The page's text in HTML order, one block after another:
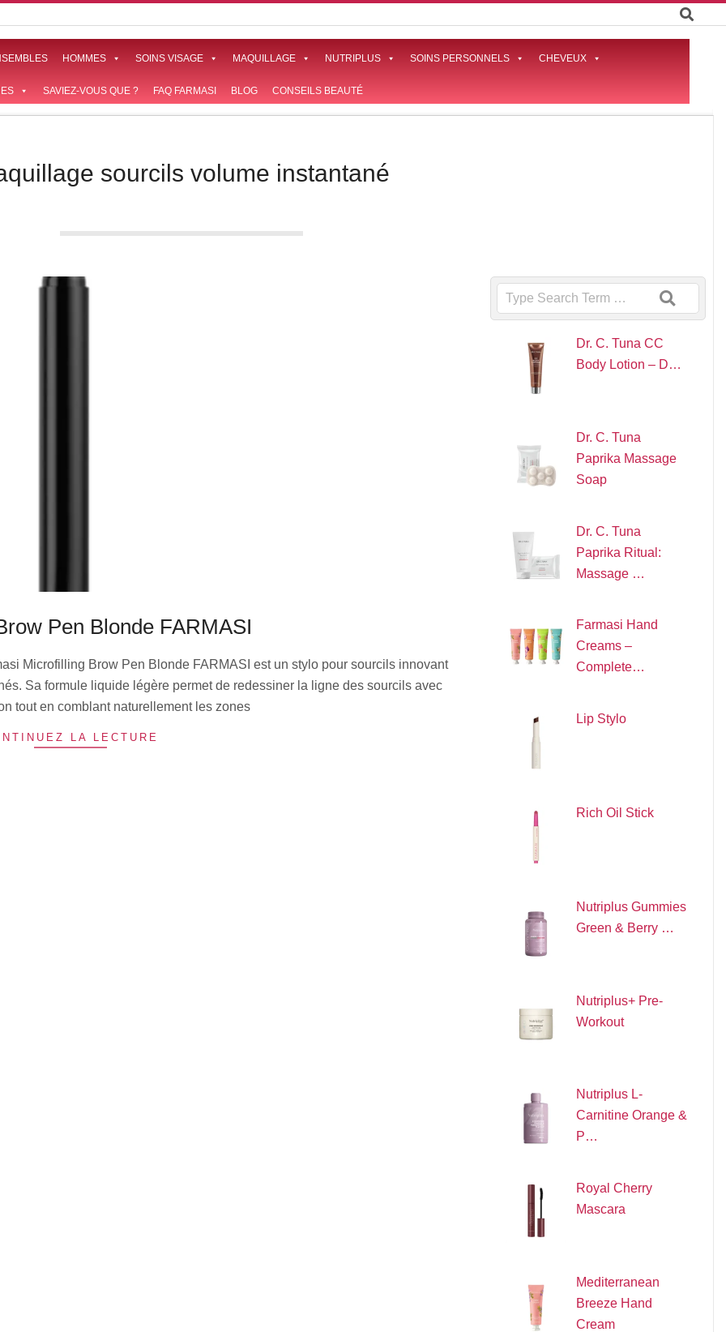
HOMMES SOINS VISAGE MAQUILLAGE NUTRIPLUS SOINS PERSONNELS CHEVEUX
SAVIEZ-VOUS QUE ? FAQ FARMASI BLOG CONSEILS BEAUTÉ
sourcils volume instantané
Pen Blonde FARMASI
Microfilling Brow Pen Blonde FARMASI est un stylo pour sourcils innovant
Sa formule liquide légère permet de redessiner la ligne des sourcils avec
tout en comblant naturellement les zones
LA LECTURE
Search
Dr. C. Tuna CC
Body Lotion – D…
Dr. C. Tuna
Paprika Massage
Soap
Dr. C. Tuna
Paprika Ritual:
Massage …
Farmasi Hand
Creams –
Complete…
Lip Stylo
Rich Oil Stick
Nutriplus Gummies
Green & Berry …
Nutriplus+ Pre-
Workout
Nutriplus L-
Carnitine Orange &
P…
Royal Cherry
Mascara
Mediterranean
Breeze Hand
Cream